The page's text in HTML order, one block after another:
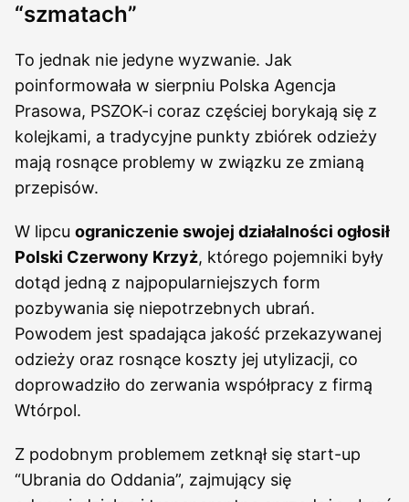
“szmatach”
To jednak nie jedyne wyzwanie. Jak
poinformowała w sierpniu Polska Agencja
Prasowa, PSZOK-i coraz częściej borykają się z
kolejkami, a tradycyjne punkty zbiórek odzieży
mają rosnące problemy w związku ze zmianą
przepisów.
W lipcu ograniczenie swojej działalności ogłosił
Polski Czerwony Krzyż, którego pojemniki były
dotąd jedną z najpopularniejszych form
pozbywania się niepotrzebnych ubrań.
Powodem jest spadająca jakość przekazywanej
odzieży oraz rosnące koszty jej utylizacji, co
doprowadziło do zerwania współpracy z firmą
Wtórpol.
Z podobnym problemem zetknął się start-up
“Ubrania do Oddania”, zajmujący się